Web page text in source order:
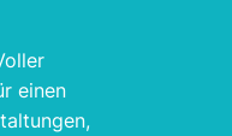
einen